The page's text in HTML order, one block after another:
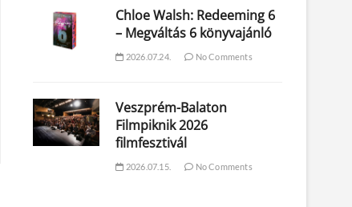
Chloe Walsh: Redeeming 6
– Megváltás 6 könyvajánló
2026.07.24. No Comments
Veszprém-Balaton
Filmpiknik 2026
filmfesztivál
2026.07.15. No Comments